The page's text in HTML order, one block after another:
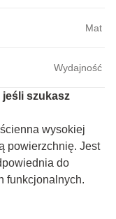
Mat
Wydajność
jeśli szukasz
wysokiej
powierzchnię. Jest
do
funkcjonalnych.